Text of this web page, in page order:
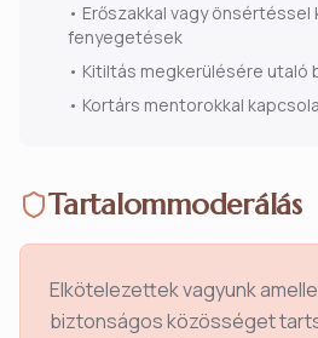
• Erőszakkal vagy
fenyegetések
• Kitiltás megkerülésére utaló
• Kortárs mentorokkal
Tartalommoderálás
Elkötelezettek vagyunk
biztonságos közösséget